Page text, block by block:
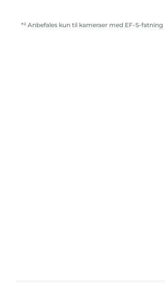
*² Anbefales kun til kameraer med EF-S-fatning